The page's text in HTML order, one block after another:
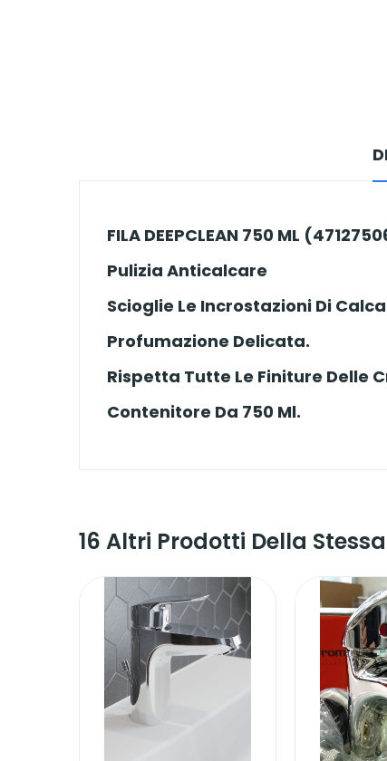
FILA DEEPCLEAN 750 ML
Pulizia Anticalcare
Scioglie Le Incrostazioni Di
Profumazione Delicata.
Rispetta Tutte Le Finiture Delle
Contenitore Da 750 Ml.
16 Altri Prodotti Della